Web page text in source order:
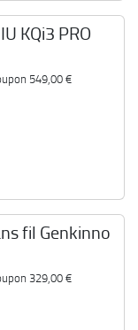
KQi3 PRO
549,00 €
fil Genkinno
329,00 €